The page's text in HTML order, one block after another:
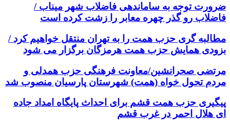
ضرورت توجه به ساماندهی فاضلاب شهر میناب /
فاضلاب رو گذر چهره معابر را زشت کرده است
مطالبه گری حزب همت را به تهران منتقل خواهیم کرد /
بزودی همایش حزب همت هرمزگان برگزار می شود
مرتضی صحرانشین/معاونت فرهنگی حزب همدلی و
مردم تحول خواه (همت) شهرستان پارسیان منصوب شد
پیگیری حزب همت قشم برای احداث پایگاه امداد جاده
ای هلال احمر در غرب قشم